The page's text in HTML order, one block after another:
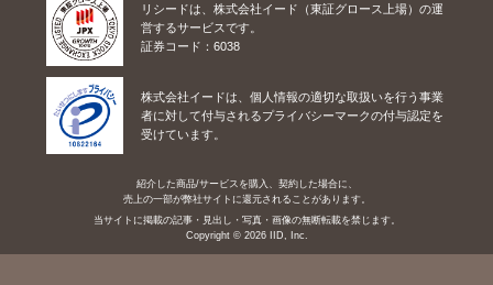
リシードは、株式会社イード（東証グロース上場）の運
営するサービスです。
証券コード：6038
株式会社イードは、個人情報の適切な取扱いを行う事業
者に対して付与されるプライバシーマークの付与認定を
受けています。
紹介した商品/サービスを購入、契約した場合に、
売上の一部が弊社サイトに還元されることがあります。
当サイトに掲載の記事・見出し・写真・画像の無断転載を禁じます。
Copyright © 2026 IID, Inc.